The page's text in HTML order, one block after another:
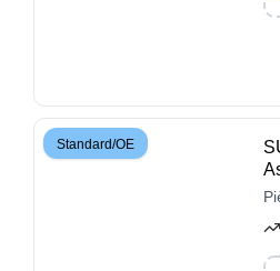
Standard/OE